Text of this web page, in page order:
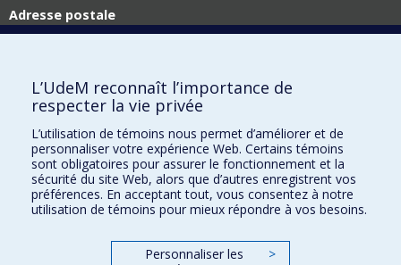
Adresse postale
Technologies de l'information
Montréal (Québec)
H3C 3J7
Adresse civique
Technologies de l'information
Pavillon Roger-Gaudry
2900, boul. Édouard-Montpetit
Montréal (Québec)
L’UdeM reconnaît l’importance de
respecter la vie privée
L’utilisation de témoins nous permet d’améliorer et de
personnaliser votre expérience Web. Certains témoins
sont obligatoires pour assurer le fonctionnement et la
sécurité du site Web, alors que d’autres enregistrent vos
préférences. En acceptant tout, vous consentez à notre
utilisation de témoins pour mieux répondre à vos besoins.
Personnaliser les
>